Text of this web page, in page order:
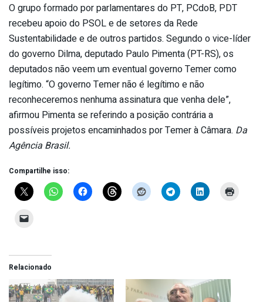
O grupo formado por parlamentares do PT, PCdoB, PDT
recebeu apoio do PSOL e de setores da Rede
Sustentabilidade e de outros partidos. Segundo o vice-líder
do governo Dilma, deputado Paulo Pimenta (PT-RS), os
deputados não veem um eventual governo Temer como
legítimo. “O governo Temer não é legítimo e não
reconheceremos nenhuma assinatura que venha dele”,
afirmou Pimenta se referindo a posição contrária a
possíveis projetos encaminhados por Temer à Câmara. Da
Agência Brasil.
Compartilhe isso:
Relacionado